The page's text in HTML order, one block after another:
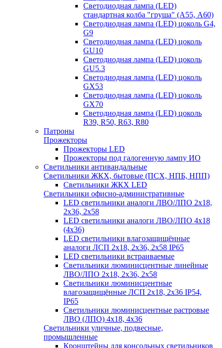
Светодиодная лампа (LED)
стандартная колба "груша" (А55, А60)
Светодиодная лампа (LED) цоколь G4,
G9
Светодиодная лампа (LED) цоколь
GU10
Светодиодная лампа (LED) цоколь
GU5.3
Светодиодная лампа (LED) цоколь
GX53
Светодиодная лампа (LED) цоколь
GX70
Светодиодная лампа (LED) цоколь
R39, R50, R63, R80
Патроны
Прожекторы
Прожекторы LED
Прожекторы под галогенную лампу ИО
Светильники антивандальные
Светильники ЖКХ, бытовые (ПСХ, НПБ, НПП)
Светильники ЖКХ LED
Светильники офисно-административные
LED светильники аналоги ЛВО/ЛПО 2х18,
2х36, 2х58
LED светильники аналоги ЛВО/ЛПО 4х18
(4х36)
LED светильники влагозащищённые
аналоги ЛСП 2х18, 2х36, 2х58 IP65
LED светильники встраиваемые
Светильники люминисцентные линейные
ЛВО/ЛПО 2х18, 2х36, 2х58
Светильники люминисцентные
влагозащищённые ЛСП 2х18, 2х36 IP54,
IP65
Светильники люминисцентные растровые
ЛВО (ЛПО) 4х18, 4х36
Светильники уличные, подвесные,
промышленные
Кронштейны для консольных светильников